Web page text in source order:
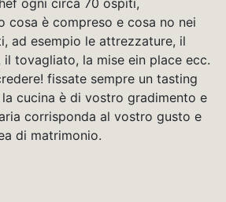
ogni circa 70 ospiti,
cosa è compreso e cosa no nei
ad esempio le attrezzature, il
tovagliato, la mise ein place ecc.
fissate sempre un tasting
cucina è di vostro gradimento e
corrisponda al vostro gusto e
idea di matrimonio.